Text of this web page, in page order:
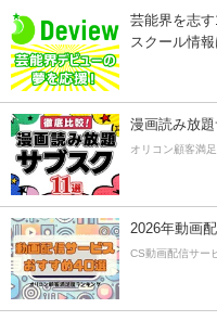
芸能界を志
スクール情
漫画読み放題
オリコン顧客満
2026年動画
CS動画配信サー